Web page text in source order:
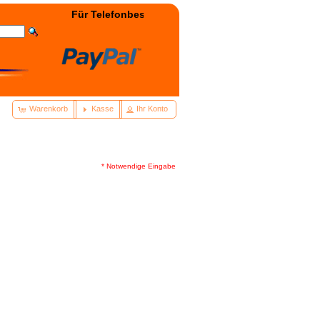
Für Telefonbestellung: +49(0)3322 - 400038
Warenkorb Kasse Ihr Konto
* Notwendige Eingabe